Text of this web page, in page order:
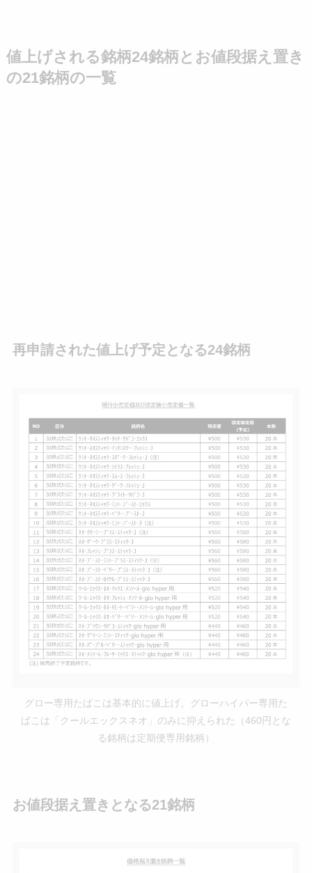
値上げされる銘柄24銘柄とお値段据え置き
の21銘柄の一覧
再申請された値上げ予定となる24銘柄
グロー専用たばこは基本的に値上げ。グローハイパー専用た
ばこは「クールエックスネオ」のみに抑えられた（460円とな
る銘柄は定期便専用銘柄）
お値段据え置きとなる21銘柄